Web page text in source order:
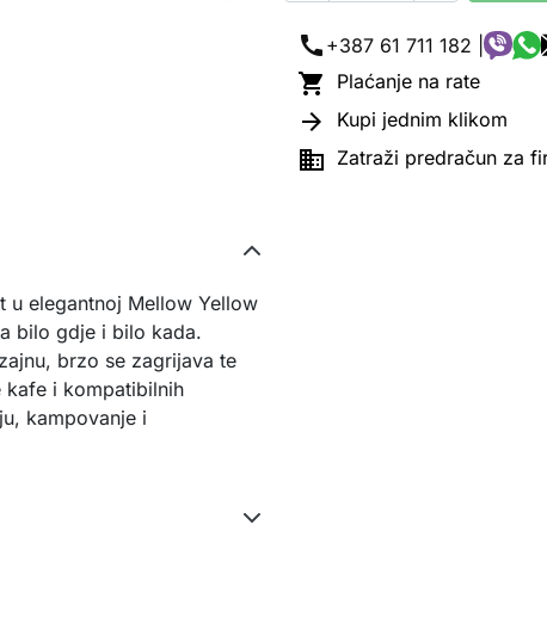
call +387 61 711 182 |
 Plaćanje na rate
 Kupi jednim klikom
 Zatraži predračun za
u elegantnoj Mellow Yellow
bilo gdje i bilo kada.
brzo se zagrijava te
kafe i kompatibilnih
kampovanje i